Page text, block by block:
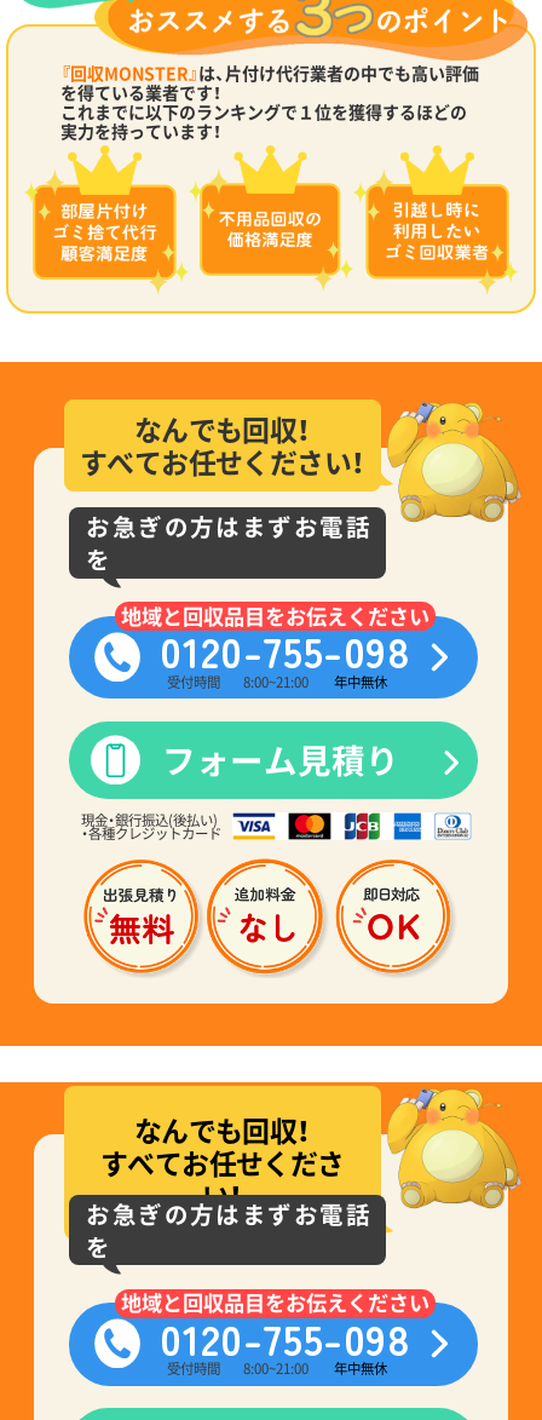
『回収MONSTER』は、片付け代行業者の中でも高い評価
を得ている業者です！
これまでに以下のランキングで１位を獲得するほどの
実力を持っています！
なんでも回収！
すべてお任せください！
お急ぎの方はまずお電話
を
0120-755-098
地域と回収品目をお伝えください
受付時間 8:00~21:00 年中無休
フォーム見積り
現金・銀行振込(後払い)
・各種クレジットカード
なんでも回収！
すべてお任せくださ
い！
お急ぎの方はまずお電話
を
地域と回収品目をお伝えください
0120-755-098
受付時間 8:00~21:00 年中無休